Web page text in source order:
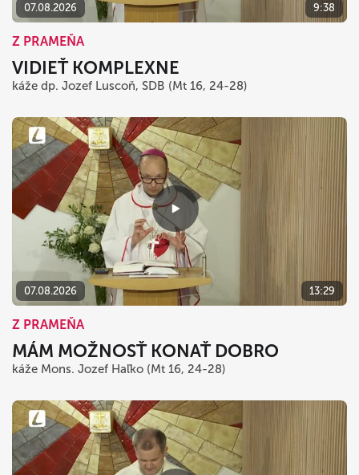
07.08.2026 9:38
Z PRAMEŇA
VIDIEŤ KOMPLEXNE
káže dp. Jozef Luscoň, SDB (Mt 16, 24-28)
07.08.2026 13:29
Z PRAMEŇA
MÁM MOŽNOSŤ KONAŤ DOBRO
káže Mons. Jozef Haľko (Mt 16, 24-28)